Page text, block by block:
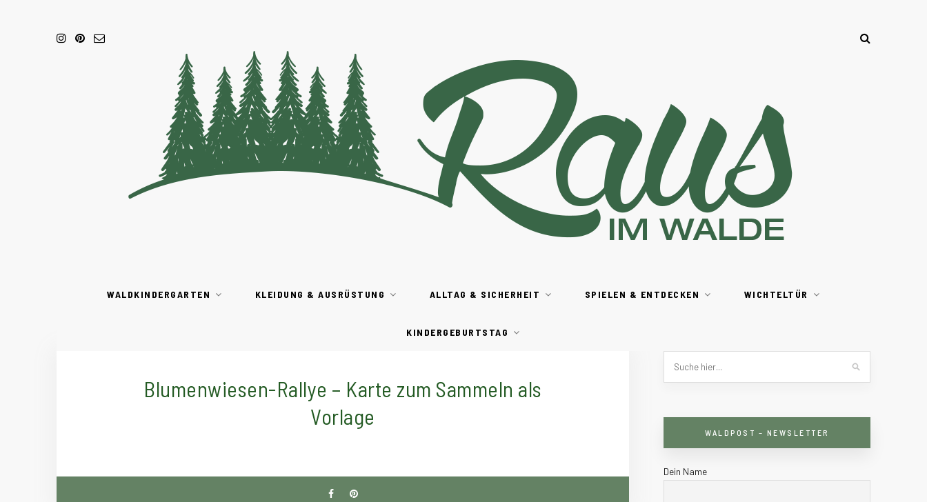
WALDKINDERGARTEN KLEIDUNG & AUSRÜSTUNG ALLTAG & SICHERHEIT SPIELEN & ENTDECKEN WICHTELTÜR
KINDERGEBURTSTAG
Blumenwiesen-Rallye – Karte zum Sammeln als
Vorlage
WALDPOST – NEWSLETTER
Dein Name